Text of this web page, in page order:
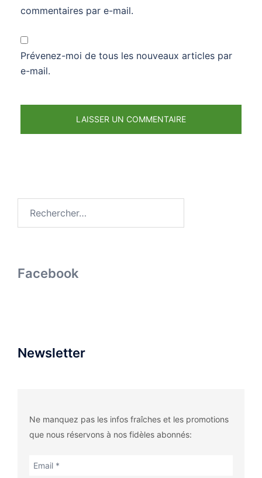
commentaires par e-mail.
Prévenez-moi de tous les nouveaux articles par
e-mail.
Facebook
Newsletter
Ne manquez pas les infos fraîches et les promotions
que nous réservons à nos fidèles abonnés: